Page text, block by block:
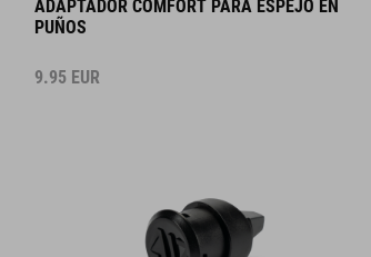
ADAPTADOR COMFORT PARA ESPEJO EN
PUÑOS
9.95 EUR